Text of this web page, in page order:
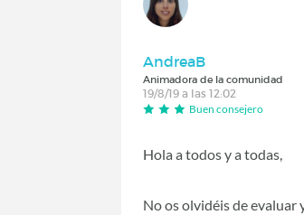
AndreaB
Animadora de la comunidad
19/8/19 a las 12:02
Buen consejero
Hola a todos y a todas,
No os olvidéis de evaluar